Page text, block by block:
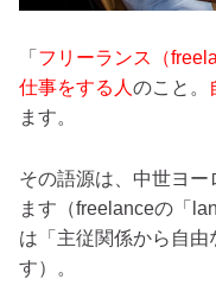
「 フリーランス（
仕事をする人 のこと。
ます。
その語源は、中世ヨー
ます（freelanceの「
は「主従関係から自由
す）。